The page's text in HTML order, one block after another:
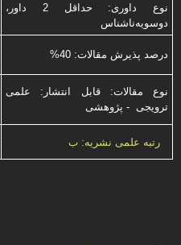
نوع داوری: حداقل 2 داور،
دوسویه‌ناشناس
درصد پذیرش مقالات: 40%
نوع مقالات: قابل انتشار: علمی
ترویجی - پژوهشی
رتبه علمی نشریه: ب